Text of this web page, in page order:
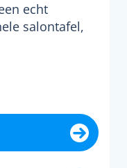
echt
salontafel,